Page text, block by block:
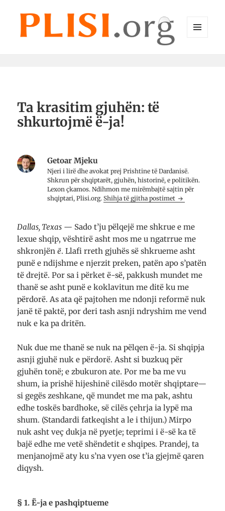
Ta krasitim gjuhën: të
shkurtojmë ë-ja!
Getoar Mjeku
Njeri i lirë dhe avo­kat prej Prish­tine të Dar­da­nisë.
Shkrun për shqip­tarët, gju­hën, histo­rinë, e poli­ti­kën.
Lexon çkamos. Ndih­mon me mirë­mbajtë saj­tin për
shqip­tari, Plisi.org.Shihja të gjitha postimet
Dallas, Texas — Sado t’ju pëlqejë me shkrue e me
lexue shqip, vështirë asht mos me u ngatrrue me
shkronjënë. Llafi rreth gjuhës së shkrueme asht
punë e ndijshme e njerzit preken, patën apo s’patën
të drejtë. Por sa i përket ë-së, pakkush mundet me
thanë se asht punë e koklavitun me ditë ku me
përdorë. As ata që pajtohen me ndonji reformë nuk
janë të paktë, por deri tash asnji ndryshim me vend
nuk e ka pa dritën.
Nuk due me thanë se nuk na pëlqen ë-ja. Si shqipja
asnji gjuhë nuk e përdorë. Asht si buzkuq për
gjuhën tonë; e zbukuron ate. Por me ba me vu
shum, ia prishë hijeshinë cilësdo motër shqiptare—
si gegës zeshkane, që mundet me ma pak, ashtu
edhe toskës bardhoke, së cilës çehrja ia lypë ma
shum. (Standardi fatkeqisht a le i thijun.) Mirpo
nuk asht veç dukja në pyetje; teprimi i ë-së ka të
bajë edhe me vetë shëndetit e shqipes. Prandej, ta
menjanojmë aty ku s’na vyen ose t’ia gjejmë qaren
diqysh.
§ 1. Ë-ja e pashqiptueme